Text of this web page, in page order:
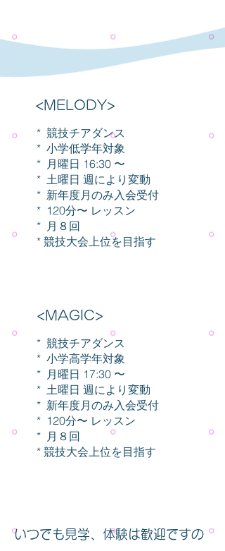
<MELODY>
* 競技チアダンス
* 小学低学年対象
* 月曜日 16:30 〜
* 土曜日 週により変動
* 新年度月のみ入会受付
* 120分〜 レッスン
* 月８回
* 競技大会上位を目指す
<MAGIC>
* 競技チアダンス
* 小学高学年対象
* 月曜日 17:30 〜
* 土曜日 週により変動
* 新年度月のみ入会受付
* 120分〜 レッスン
* 月８回
* 競技大会上位を目指す
いつでも見学、体験は歓迎ですの